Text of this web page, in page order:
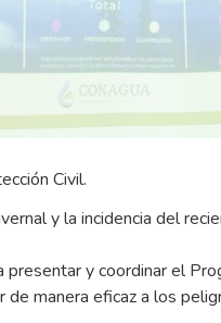
Civil.
y la incidencia del
presentar y coordinar el
de manera eficaz a los